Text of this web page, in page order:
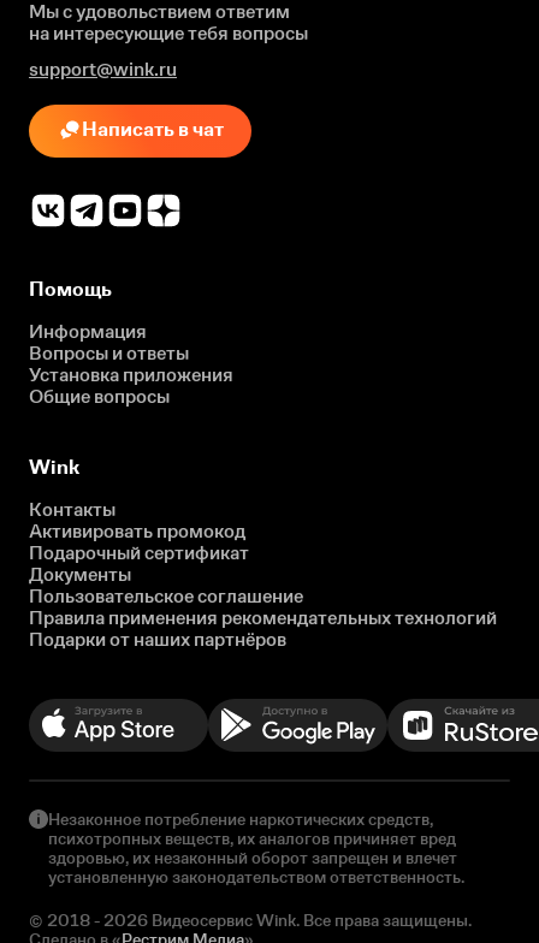
Мы с удовольствием ответим
на интересующиетебя вопросы
support@wink.ru
Написать в чат
Помощь
Информация
Вопросы и ответы
Установка приложения
Общие вопросы
Wink
Контакты
Активировать промокод
Подарочный сертификат
Документы
Пользовательское соглашение
Правила применения рекомендательных технологий
Подарки от наших партнёров
Незаконное потребление наркотических средств,
психотропных веществ, их аналогов причиняет вред
здоровью, их незаконный оборот запрещен и влечет
установленную законодательством ответственность.
© 2018 - 2026 Видеосервис Wink. Все права защищены.